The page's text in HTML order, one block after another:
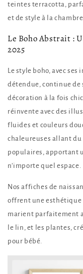
teintes terracotta,
et de style à la
Le Boho Abstrait :
2025
Le style boho, avec
détendue, continue de
décoration à la fois
réinvente avec des
fluides et couleurs
chaleureuses allant
populaires, apportant
n’importe quel espace.
Nos affiches de
offrent une esthétique
marient parfaitement
le lin, et les plantes,
pour bébé.